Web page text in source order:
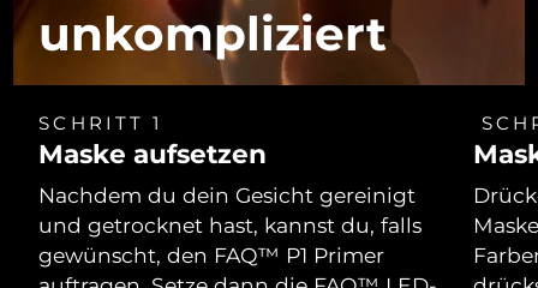
unkompliziert
SCHRITT 1
Maske aufsetzen
Nachdem du dein Gesicht gereinigt
und getrocknet hast, kannst du, falls
gewünscht, den FAQ™ P1 Primer